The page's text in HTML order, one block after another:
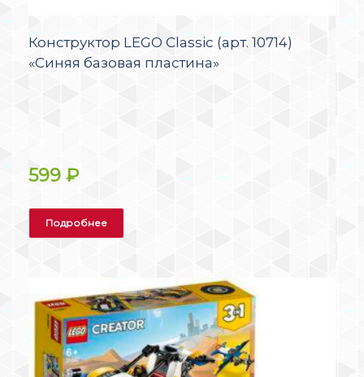
Конструктор LEGO Classic (арт. 10714)
«Синяя базовая пластина»
599 ₽
Подробнее